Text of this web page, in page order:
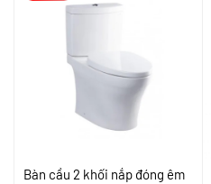
Bàn cầu 2 khối nắp đóng êm